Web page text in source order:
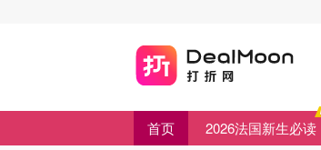
首页 2026法国新生必读